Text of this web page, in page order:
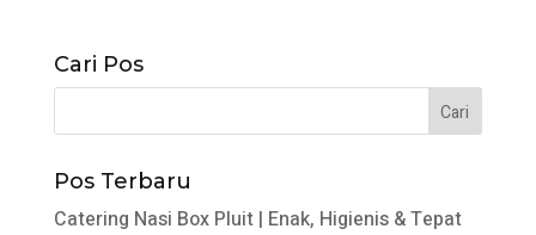
Cari Pos
Pos Terbaru
Catering Nasi Box Pluit | Enak, Higienis & Tepat